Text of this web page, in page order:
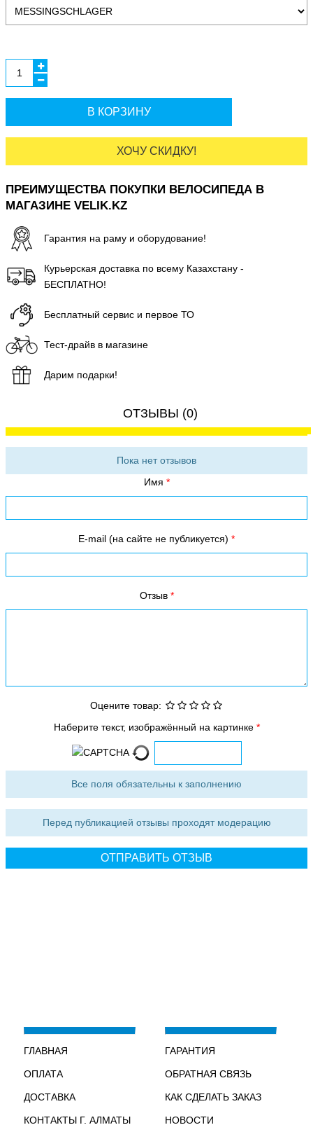
В КОРЗИНУ
ХОЧУ СКИДКУ!
ПРЕИМУЩЕСТВА ПОКУПКИ ВЕЛОСИПЕДА В
МАГАЗИНЕ VELIK.KZ
Гарантия на раму и оборудование!
Курьерская доставка по всему Казахстану -
БЕСПЛАТНО!
Бесплатный сервис и первое ТО
Тест-драйв в магазине
Дарим подарки!
ОТЗЫВЫ (0)
Пока нет отзывов
Имя
E-mail (на сайте не публикуется)
Отзыв
Оцените товар:
Наберите текст, изображённый на картинке
Все поля обязательны к заполнению
Перед публикацией отзывы проходят модерацию
ГЛАВНАЯ
ОПЛАТА
ДОСТАВКА
КОНТАКТЫ Г. АЛМАТЫ
ГАРАНТИЯ
ОБРАТНАЯ СВЯЗЬ
КАК СДЕЛАТЬ ЗАКАЗ
НОВОСТИ